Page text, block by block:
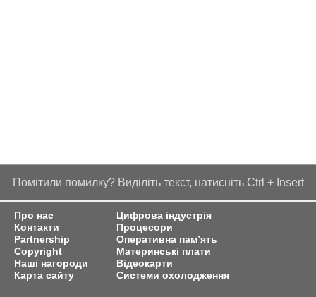
Помітили помилку? Виділіть текст, натисніть Ctrl + Insert
Про нас
Контакти
Partnership
Copyright
Наші нагороди
Карта сайту
Цифрова індустрія
Процесори
Оперативна пам’ять
Материнські плати
Відеокарти
Системи охолодження